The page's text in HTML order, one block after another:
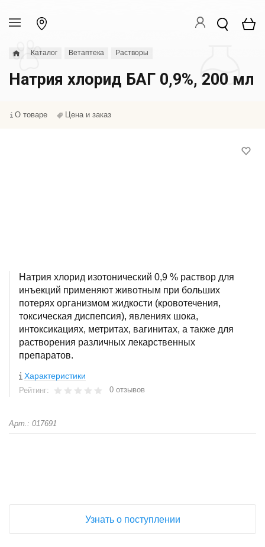
Каталог Ветаптека Растворы
Натрия хлорид БАГ 0,9%, 200 мл
О товаре Цена и заказ
Натрия хлорид изотонический 0,9 % раствор для
инъекций применяют животным при больших
потерях организмом жидкости (кровотечения,
токсическая диспепсия), явлениях шока,
интоксикациях, метритах, вагинитах, а также для
растворения различных лекарственных
препаратов.
Характеристики
Рейтинг: 0 отзывов
Арт.: 017691
Узнать о поступлении